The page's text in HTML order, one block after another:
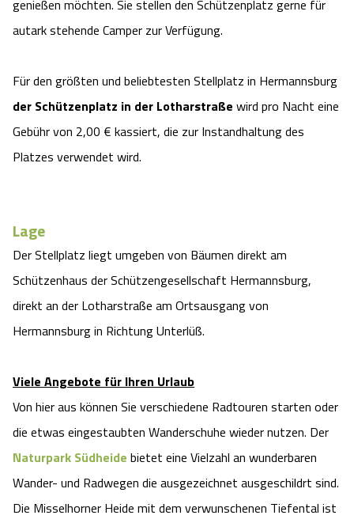
Urlaub mit Hund
Videos
Shop
Angebote
Kontakt
Regionale Küche
Unterkünfte
Naturhotels
Urlaub mit Hund
Urlaub auf dem Bauernhof
Landschaftsführungen
Wildpark Lüneburger Heide
Otter Zentrum
Wildpark Müden
Ralf Schumacher Kart & Bowl
Abenteuerland Trampolin-Park
Battle Kart Bispingen
Adventure District Bispingen
Unterkünfte
Veranstaltungen
Shopping Celle
Kulinarisches Celle
Veranstaltungen & Führungen Celle
genießen möchten. Sie stellen den Schützenplatz gerne für
autark stehende Camper zur Verfügung.
Für den größten und beliebtesten Stellplatz in Hermannsburg
der Schützenplatz in der Lotharstraße wird pro Nacht eine
Gebühr von 2,00 € kassiert, die zur Instandhaltung des
Platzes verwendet wird.
Lage
Der Stellplatz liegt umgeben von Bäumen direkt am
Schützenhaus der Schützengesellschaft Hermannsburg,
direkt an der Lotharstraße am Ortsausgang von
Hermannsburg in Richtung Unterlüß.
Viele Angebote für Ihren Urlaub
Von hier aus können Sie verschiedene Radtouren starten oder
die etwas eingestaubten Wanderschuhe wieder nutzen. Der
Naturpark Südheide bietet eine Vielzahl an wunderbaren
Wander- und Radwegen die ausgezeichnet ausgeschildrt sind.
Die Misselhorner Heide mit dem verwunschenen Tiefental ist